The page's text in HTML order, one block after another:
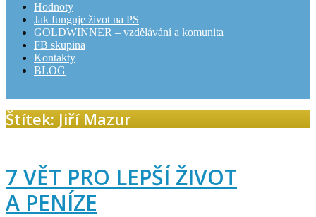
Hodnoty
Jak funguje život na PS
GOLDWINNER – vzdělávání a komunita
FB skupina
Kontakty
BLOG
Štítek: Jiří Mazur
7 VĚT PRO LEPŠÍ ŽIVOT
A PENÍZE